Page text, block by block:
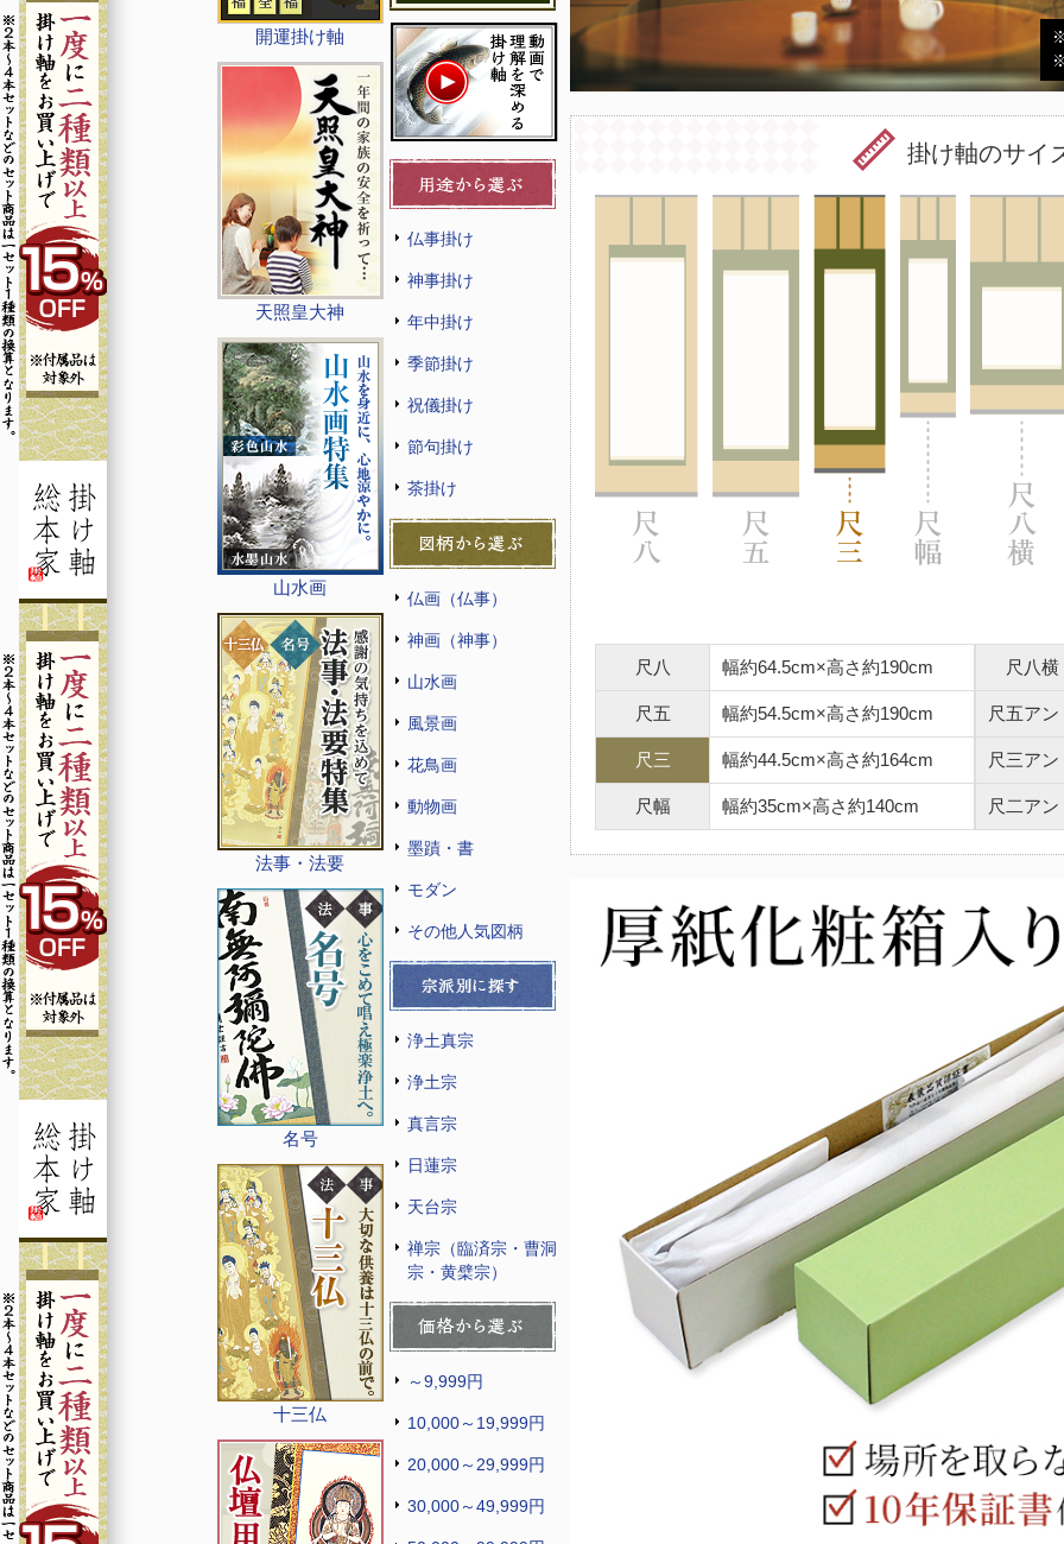
開運掛け軸
天照皇大神
山水画
法事・法要
名号
十三仏
仏事掛け
神事掛け
年中掛け
季節掛け
祝儀掛け
節句掛け
茶掛け
仏画（仏事）
神画（神事）
山水画
風景画
花鳥画
動物画
墨蹟・書
モダン
その他人気図柄
浄土真宗
浄土宗
真言宗
日蓮宗
天台宗
禅宗（臨済宗・曹洞
宗・黄檗宗）
～9,999円
10,000～19,999円
20,000～29,999円
30,000～49,999円
掛け軸のサイ
尺八 幅約64.5cm×高さ約190cm
尺五 幅約54.5cm×高さ約190cm
尺三 幅約44.5cm×高さ約164cm
尺幅 幅約35cm×高さ約140cm
尺八横
尺五アン
尺三アン
尺二アン